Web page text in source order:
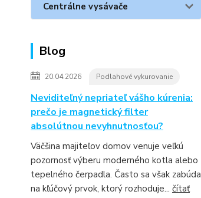
Centrálne vysávače
Blog
20.04.2026 Podlahové vykurovanie
Neviditeľný nepriateľ vášho kúrenia:
prečo je magnetický filter
absolútnou nevyhnutnosťou?
Väčšina majiteľov domov venuje veľkú
pozornosť výberu moderného kotla alebo
tepelného čerpadla. Často sa však zabúda
na kľúčový prvok, ktorý rozhoduje... čítať